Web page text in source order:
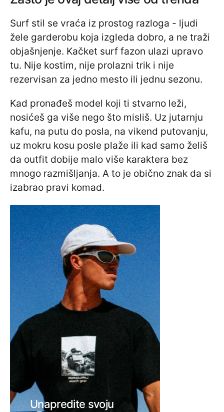
Surf stil se vraća iz prostog razloga - ljudi
žele garderobu koja izgleda dobro, a ne traži
objašnjenje. Kačket surf fazon ulazi upravo
tu. Nije kostim, nije prolazni trik i nije
rezervisan za jedno mesto ili jednu sezonu.
Kad pronađeš model koji ti stvarno leži,
nosićeš ga više nego što misliš. Uz jutarnju
kafu, na putu do posla, na vikend putovanju,
uz mokru kosu posle plaže ili kad samo želiš
da outfit dobije malo više karaktera bez
mnogo razmišljanja. A to je obično znak da si
izabrao pravi komad.
Unapredite svoju